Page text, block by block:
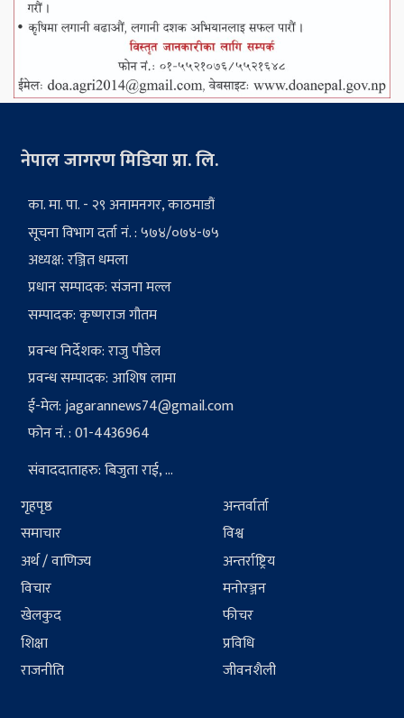
नेपाल जागरण मिडिया प्रा. लि.
का. मा. पा. - २९ अनामनगर, काठमाडौं
सूचना विभाग दर्ता नं. : ५७४/०७४-७५
अध्यक्ष: रञ्जित धमला
प्रधान सम्पादक: संजना मल्ल
सम्पादक: कृष्णराज गौतम
प्रवन्ध निर्देशक: राजु पौडेल
प्रवन्ध सम्पादक: आशिष लामा
ई-मेल:jagarannews74@gmail.com
फोन नं. : 01-4436964
संवाददाताहरु: बिजुता राई, ...
गृहपृष्ठ
समाचार
अर्थ / वाणिज्य
विचार
खेलकुद
शिक्षा
राजनीति
अन्तर्वार्ता
विश्व
अन्तर्राष्ट्रिय
मनोरञ्जन
फीचर
प्रविधि
जीवनशैली